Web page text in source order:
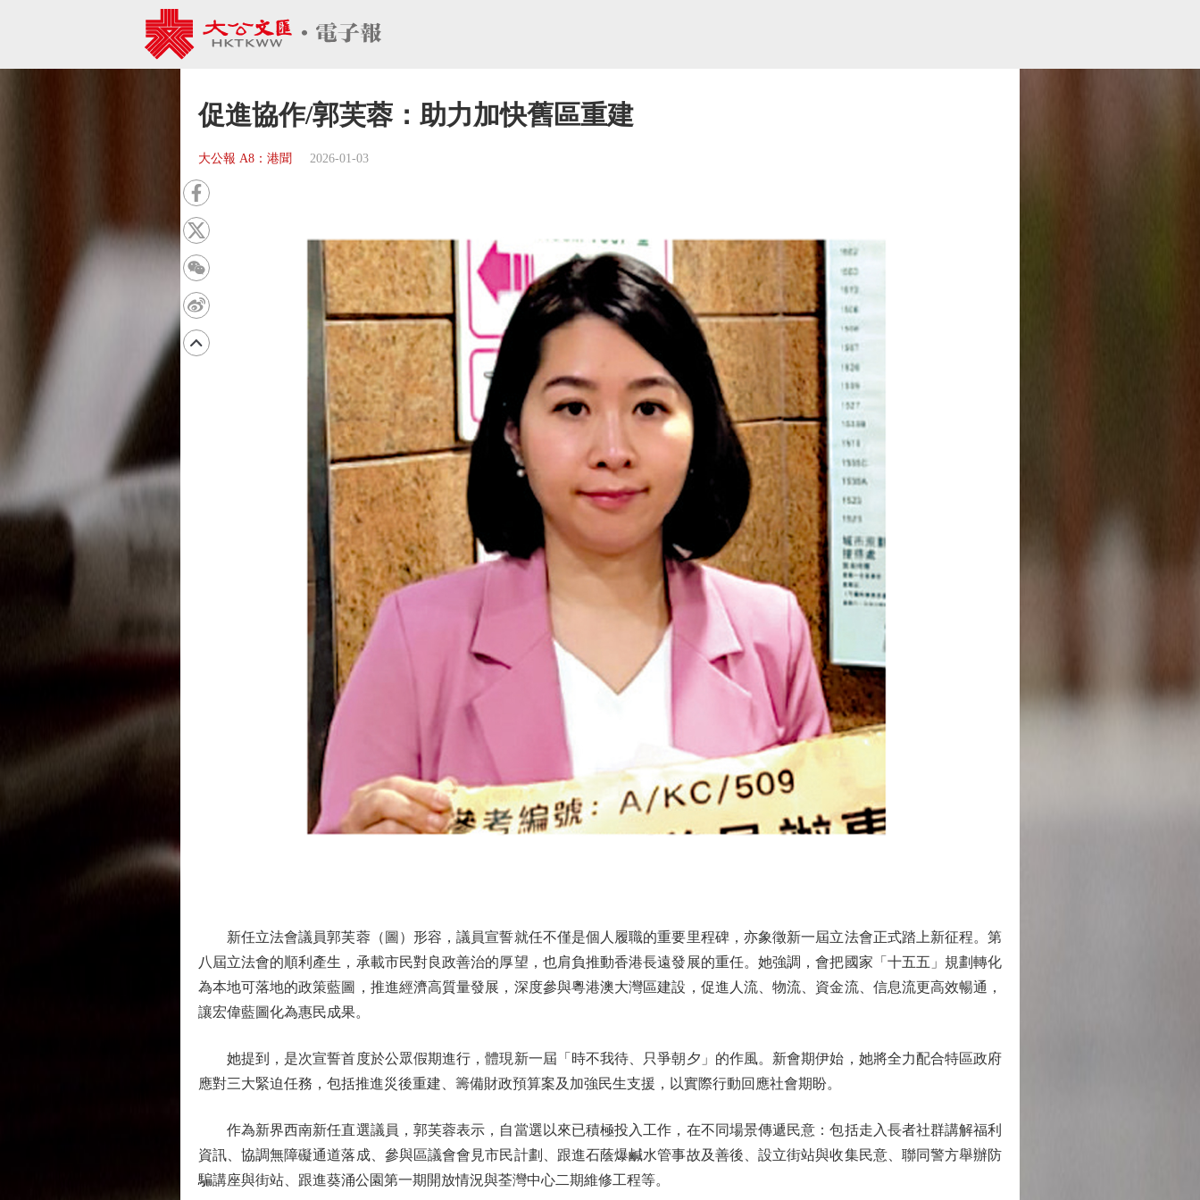
促進協作/郭芙蓉：助力加快舊區重建
大公報 A8：港聞 2026-01-03
新任立法會議員郭芙蓉（圖）形容，議員宣誓就任不僅是個人履職的重要里程碑，亦象徵新一屆立法會正式踏上新征程。第
八屆立法會的順利產生，承載市民對良政善治的厚望，也肩負推動香港長遠發展的重任。她強調，會把國家「十五五」規劃轉化
為本地可落地的政策藍圖，推進經濟高質量發展，深度參與粵港澳大灣區建設，促進人流、物流、資金流、信息流更高效暢通，
讓宏偉藍圖化為惠民成果。
她提到，是次宣誓首度於公眾假期進行，體現新一屆「時不我待、只爭朝夕」的作風。新會期伊始，她將全力配合特區政府
應對三大緊迫任務，包括推進災後重建、籌備財政預算案及加強民生支援，以實際行動回應社會期盼。
作為新界西南新任直選議員，郭芙蓉表示，自當選以來已積極投入工作，在不同場景傳遞民意：包括走入長者社群講解福利
資訊、協調無障礙通道落成、參與區議會會見市民計劃、跟進石蔭爆鹹水管事故及善後、設立街站與收集民意、聯同警方舉辦防
騙講座與街站、跟進葵涌公園第一期開放情況與荃灣中心二期維修工程等。